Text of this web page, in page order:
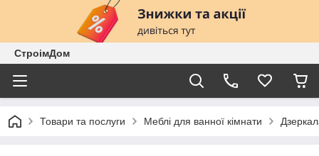
СтроімДом
Товари та послуги Меблі для ванної кімнати